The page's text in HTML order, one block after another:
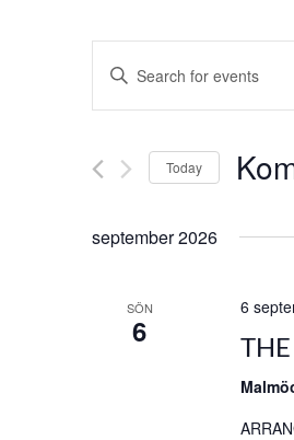
Events
Search
and
Views
Navigation
Enter
Keyword.
for
Keyword.
Today
september 2026
SÖN
6
6